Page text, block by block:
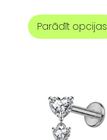
Parādīt opcijas